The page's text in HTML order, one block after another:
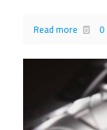
0
Read more